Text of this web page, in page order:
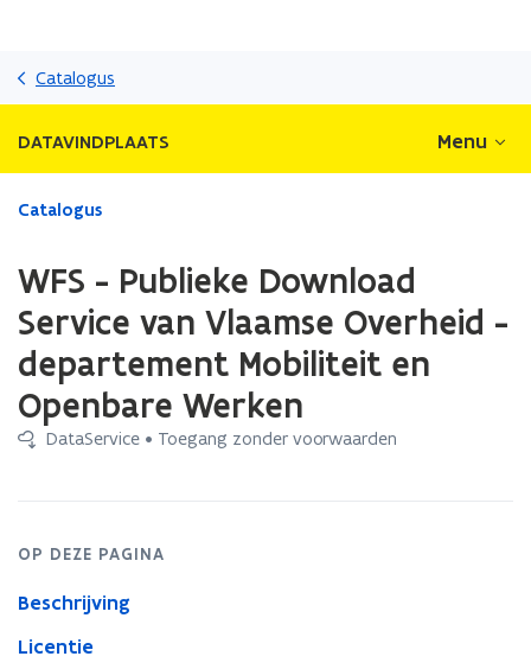
gaan
Catalogus
DATAVINDPLAATS Menu
Gedaan
bevindt
zich
op:
WFS
Publieke
Overheid
departement
Catalogus
WFS - Publieke Download
Service van Vlaamse Overheid -
departement Mobiliteit en
Openbare Werken
DataService • Toegang zonder voorwaarden
OP DEZE PAGINA
Beschrijving
Licentie